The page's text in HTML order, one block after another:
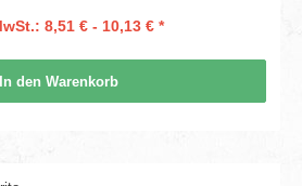
8,51 € - 10,13 € *
In den Warenkorb